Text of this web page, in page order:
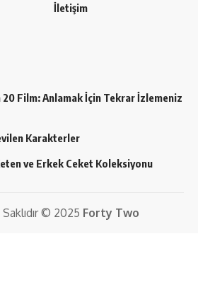
İletişim
20 Film: Anlamak İçin Tekrar İzlemeniz
Karakterler
ve Erkek Ceket Koleksiyonu
© 2025 Forty Two